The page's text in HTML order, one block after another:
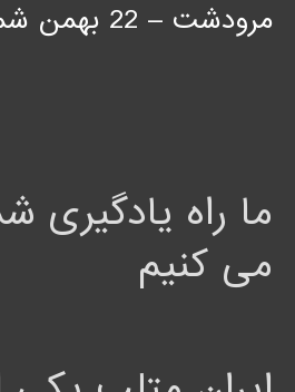
مرودشت – 22 بهمن شمالی
ما راه یادگیری
می کنیم